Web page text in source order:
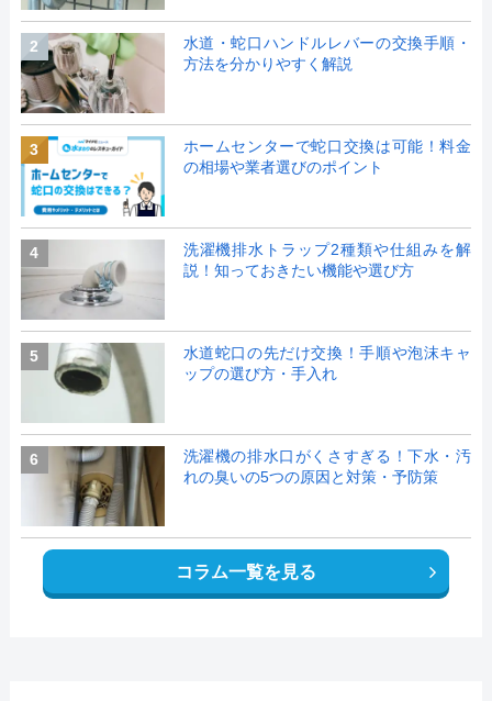
2
水道・蛇口ハンドルレバーの交換手順・
方法を分かりやすく解説
3
ホームセンターで蛇口交換は可能！料金
の相場や業者選びのポイント
4
洗濯機排水トラップ2種類や仕組みを解
説！知っておきたい機能や選び方
5
水道蛇口の先だけ交換！手順や泡沫キャ
ップの選び方・手入れ
6
洗濯機の排水口がくさすぎる！下水・汚
れの臭いの5つの原因と対策・予防策
コラム一覧を見る